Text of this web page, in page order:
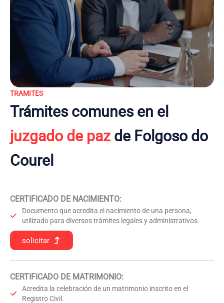
TRAMITES
Trámites comunes en el
juzgado de pazde Folgoso do
Courel
CERTIFICADO DE NACIMIENTO:
Documento que acredita el nacimiento de una persona,
utilizado para diversos trámites legales y administrativos.
solicitar
CERTIFICADO DE MATRIMONIO:
Acredita la celebración de un matrimonio inscrito en el
Registro Civil.